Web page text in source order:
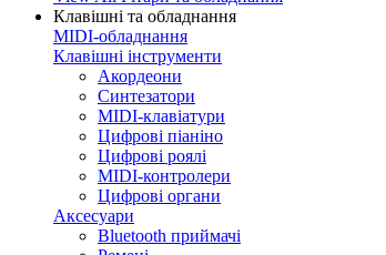
Клавішні та обладнання
MIDI-обладнання
Клавішні інструменти
Акордеони
Синтезатори
MIDI-клавіатури
Цифрові піаніно
Цифрові роялі
MIDI-контролери
Цифрові органи
Аксесуари
Bluetooth приймачі